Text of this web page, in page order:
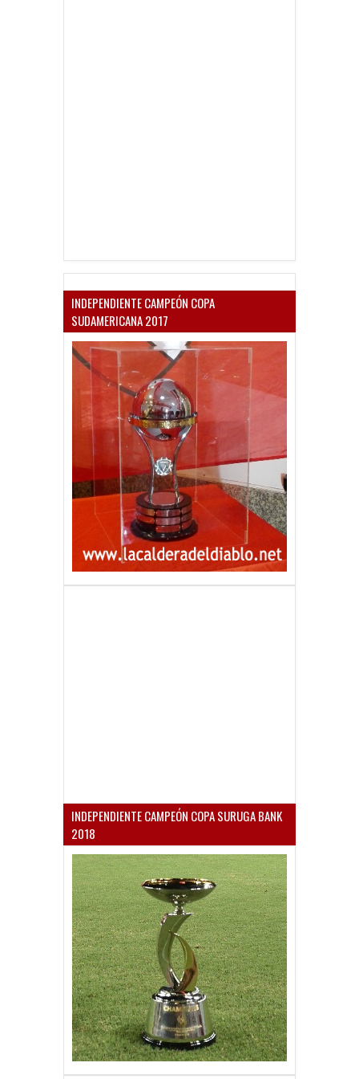
INDEPENDIENTE CAMPEÓN COPA
SUDAMERICANA 2017
INDEPENDIENTE CAMPEÓN COPA SURUGA BANK
2018